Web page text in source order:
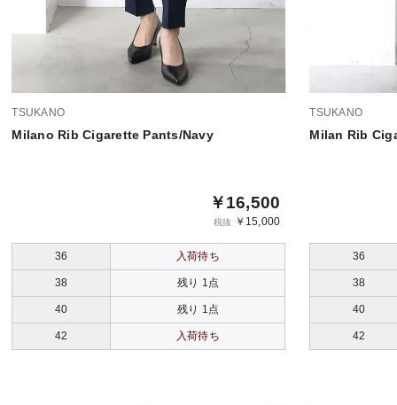
TSUKANO
Milano Rib Cigarette Pants/Navy
￥16,500
税抜 ￥15,000
36 入荷待ち
38 残り 1点
40 残り 1点
42 入荷待ち
TSUKANO
Milan Rib
36
38
40
42